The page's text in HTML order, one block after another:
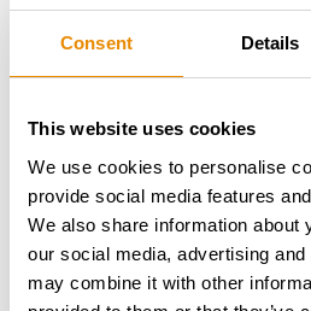
Consent Details
This website uses cookies
We use cookies to personalise
provide social media features
We also share information about
our social media, advertising
may combine it with other